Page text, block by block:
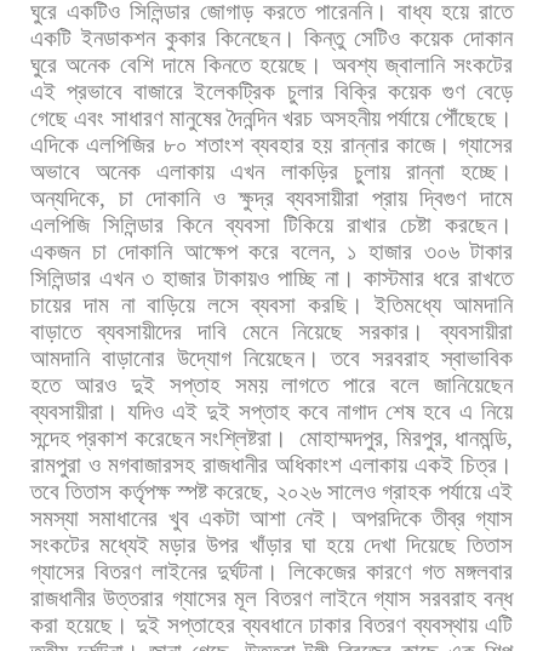
ঘুরে একটিও সিলিন্ডার জোগাড় করতে পারেননি। বাধ্য হয়ে রাতে
একটি ইনডাকশন কুকার কিনেছেন। কিন্তু সেটিও কয়েক দোকান
ঘুরে অনেক বেশি দামে কিনতে হয়েছে। অবশ্য জ্বালানি সংকটের
এই প্রভাবে বাজারে ইলেকট্রিক চুলার বিক্রি কয়েক গুণ বেড়ে
গেছে এবং সাধারণ মানুষের দৈনন্দিন খরচ অসহনীয় পর্যায়ে পৌঁছেছে।
এদিকে এলপিজির ৮০ শতাংশ ব্যবহার হয় রান্নার কাজে। গ্যাসের
অভাবে
অনেক এলাকায় এখন লাকড়ির চুলায় রান্না
হচ্ছে।
অন্যদিকে, চা দোকানি ও ক্ষুদ্র ব্যবসায়ীরা প্রায় দ্বিগুণ দামে
এলপিজি সিলিন্ডার কিনে ব্যবসা টিকিয়ে রাখার চেষ্টা করছেন।
একজন চা দোকানি আক্ষেপ করে বলেন, ১ হাজার ৩০৬ টাকার
সিলিন্ডার এখন ৩ হাজার টাকায়ও পাচ্ছি না। কাস্টমার ধরে রাখতে
চায়ের দাম না বাড়িয়ে লসে ব্যবসা করছি। ইতিমধ্যে আমদানি
বাড়াতে
ব্যবসায়ীদের দাবি মেনে নিয়েছে সরকার।
ব্যবসায়ীরা
আমদানি বাড়ানোর উদ্যোগ নিয়েছেন। তবে সরবরাহ স্বাভাবিক
হতে আরও দুই সপ্তাহ সময় লাগতে পারে বলে জানিয়েছেন
ব্যবসায়ীরা। যদিও এই দুই সপ্তাহ কবে নাগাদ শেষ হবে এ নিয়ে
সন্দেহ প্রকাশ করেছেন সংশ্লিষ্টরা। মোহাম্মদপুর, মিরপুর, ধানমন্ডি,
রামপুরা ও মগবাজারসহ রাজধানীর অধিকাংশ এলাকায় একই চিত্র।
তবে তিতাস কর্তৃপক্ষ স্পষ্ট করেছে, ২০২৬ সালেও গ্রাহক পর্যায়ে এই
সমস্যা সমাধানের খুব একটা আশা নেই। অপরদিকে তীব্র গ্যাস
সংকটের মধ্যেই মড়ার উপর খাঁড়ার ঘা হয়ে দেখা দিয়েছে তিতাস
গ্যাসের বিতরণ লাইনের দুর্ঘটনা। লিকেজের কারণে গত মঙ্গলবার
রাজধানীর উত্তরার গ্যাসের মূল বিতরণ লাইনে গ্যাস সরবরাহ বন্ধ
করা হয়েছে। দুই সপ্তাহের ব্যবধানে ঢাকার বিতরণ ব্যবস্থায় এটি